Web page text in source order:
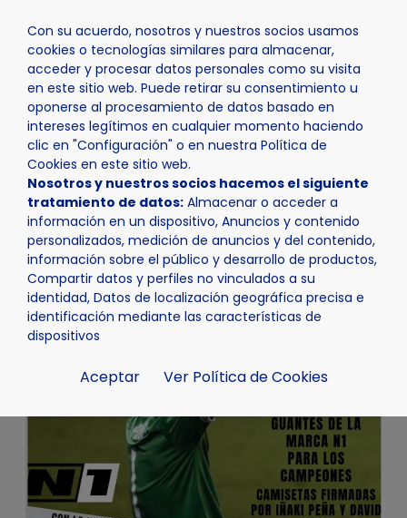
Con su acuerdo, nosotros y nuestros socios usamos
cookies o tecnologías similares para almacenar,
acceder y procesar datos personales como su visita
en este sitio web. Puede retirar su consentimiento u
oponerse al procesamiento de datos basado en
intereses legítimos en cualquier momento haciendo
clic en "Configuración" o en nuestra Política de
Cookies en este sitio web.
Nosotros y nuestros socios hacemos el siguiente
tratamiento de datos: Almacenar o acceder a
información en un dispositivo, Anuncios y contenido
personalizados, medición de anuncios y del contenido,
información sobre el público y desarrollo de productos,
Compartir datos y perfiles no vinculados a su
identidad, Datos de localización geográfica precisa e
identificación mediante las características de
dispositivos
Aceptar Ver Política de Cookies
Inicio Actualidad Agenda Desafio Palop Elite II